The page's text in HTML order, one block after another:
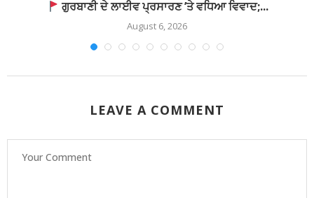
ਗੁਰਬਾਣੀ ਦੇ ਲਾਈਵ ਪ੍ਰਸਾਰਣ ’ਤੇ ਵਧਿਆ ਵਿਵਾਦ;...
August 6, 2026
LEAVE A COMMENT